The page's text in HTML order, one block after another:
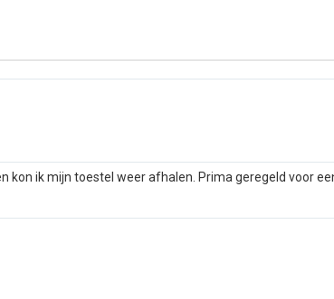
kon ik mijn toestel weer afhalen. Prima geregeld voor